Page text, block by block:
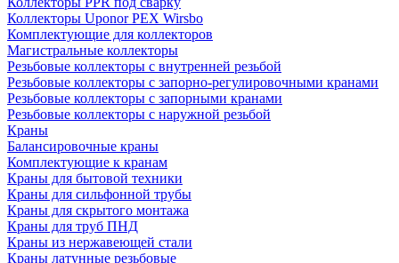
Коллекторы Uponor PEX Wirsbo
Комплектующие для коллекторов
Магистральные коллекторы
Резьбовые коллекторы с внутренней резьбой
Резьбовые коллекторы с запорно-регулировочными кранами
Резьбовые коллекторы с запорными кранами
Резьбовые коллекторы с наружной резьбой
Краны
Балансировочные краны
Комплектующие к кранам
Краны для бытовой техники
Краны для сильфонной трубы
Краны для скрытого монтажа
Краны для труб ПНД
Краны из нержавеющей стали
Краны латунные резьбовые